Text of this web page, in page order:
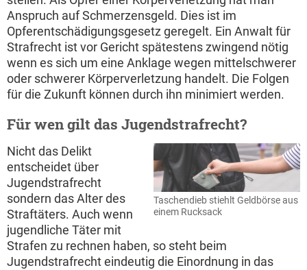
Anspruch auf Schmerzensgeld. Dies ist im
Opferentschädigungsgesetz geregelt. Ein Anwalt für
Strafrecht ist vor Gericht spätestens zwingend nötig
wenn es sich um eine Anklage wegen mittelschwerer
oder schwerer Körperverletzung handelt. Die Folgen
für die Zukunft können durch ihn minimiert werden.
Für wen gilt das Jugendstrafrecht?
Taschendieb stiehlt Geldbörse aus
einem Rucksack
Nicht das Delikt
entscheidet über
Jugendstrafrecht
sondern das Alter des
Straftäters. Auch wenn
jugendliche Täter mit
Strafen zu rechnen haben, so steht beim
Jugendstrafrecht eindeutig die Einordnung in das